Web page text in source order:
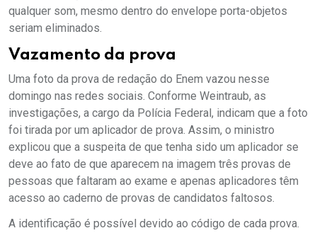
qualquer som, mesmo dentro do envelope porta-objetos
seriam eliminados.
Vazamento da prova
Uma foto da prova de redação do Enem vazou nesse
domingo nas redes sociais. Conforme Weintraub, as
investigações, a cargo da Polícia Federal, indicam que a foto
foi tirada por um aplicador de prova. Assim, o ministro
explicou que a suspeita de que tenha sido um aplicador se
deve ao fato de que aparecem na imagem três provas de
pessoas que faltaram ao exame e apenas aplicadores têm
acesso ao caderno de provas de candidatos faltosos.
A identificação é possível devido ao código de cada prova.